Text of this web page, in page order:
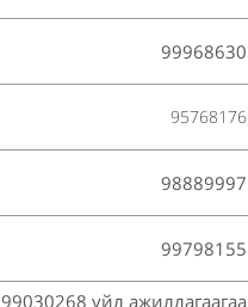
99968630
95768176
98889997
99798155
99030268 үйл ажиллагаагаа